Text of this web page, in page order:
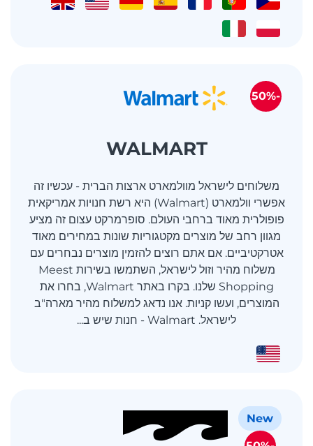
WALMART
משלוחים לישראל מוולמארט ארצות הברית - עכשיו זה
אפשרי וולמארט (Walmart) היא רשת חנויות אמריקאית
פופולרית מאוד ברחבי העולם. סופרמרקט עצום זה מציע
מגוון רחב של מוצרים מקטגוריות שונות במחירים מאוד
אטרקטיביים. אם אתם רוצים להזמין מוצרים נבחרים עם
משלוח מהיר וזול לישראל, השתמשו בשירות Meest
Shopping שלנו. בקרו באתר Walmart, בחרו את
המוצרים, ועשו קניות. אנו נדאג למשלוח מהיר מארה"ב
לישראל. Walmart - חנות שיש ב...
-50%
New